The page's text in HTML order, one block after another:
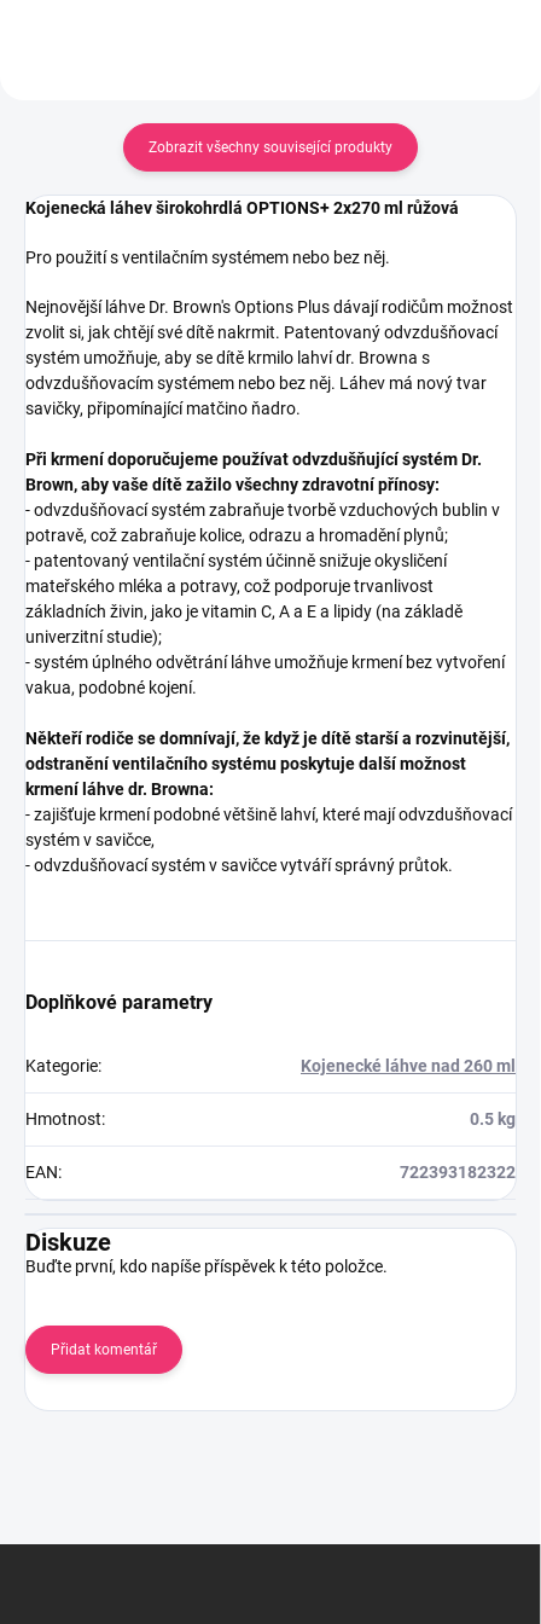
Zobrazit všechny související produkty
Kojenecká láhev širokohrdlá OPTIONS+ 2x270 ml růžová
Pro použití s ventilačním systémem nebo bez něj.
Nejnovější láhve Dr. Brown's Options Plus dávají rodičům možnost
zvolit si, jak chtějí své dítě nakrmit. Patentovaný odvzdušňovací
systém umožňuje, aby se dítě krmilo lahví dr. Browna s
odvzdušňovacím systémem nebo bez něj. Láhev má nový tvar
savičky, připomínající matčino ňadro.
Při krmení doporučujeme používat odvzdušňující systém Dr.
Brown, aby vaše dítě zažilo všechny zdravotní přínosy:
- odvzdušňovací systém zabraňuje tvorbě vzduchových bublin v
potravě, což zabraňuje kolice, odrazu a hromadění plynů;
- patentovaný ventilační systém účinně snižuje okysličení
mateřského mléka a potravy, což podporuje trvanlivost
základních živin, jako je vitamin C, A a E a lipidy (na základě
univerzitní studie);
- systém úplného odvětrání láhve umožňuje krmení bez vytvoření
vakua, podobné kojení.
Někteří rodiče se domnívají, že když je dítě starší a rozvinutější,
odstranění ventilačního systému poskytuje další možnost
krmení láhve dr. Browna:
- zajišťuje krmení podobné většině lahví, které mají odvzdušňovací
systém v savičce,
- odvzdušňovací systém v savičce vytváří správný průtok.
Doplňkové parametry
Kategorie: Kojenecké láhve nad 260 ml
Hmotnost: 0.5 kg
EAN: 722393182322
Diskuze
Buďte první, kdo napíše příspěvek k této položce.
Přidat komentář